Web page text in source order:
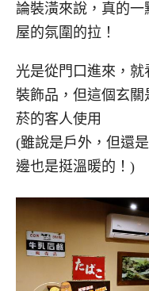
論裝潢來說，真的
屋的氛圍的拉！
光是從門口進來，
裝飾品，但這個玄
菸的客人使用
(雖說是戶外，但還
邊也是挺溫暖的！)